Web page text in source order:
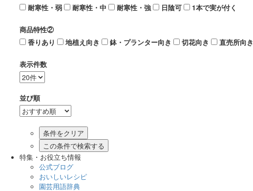
耐寒性・弱
耐寒性・中 耐寒性・強 日陰可 1本で実が付く
商品特性②
香りあり
地植え向き 鉢・プランター向き 切花向き 直売所向き
表示件数
並び順
この条件で検索する
特集・お役立ち情報
公式ブログ
おいしいレシピ
園芸用語辞典